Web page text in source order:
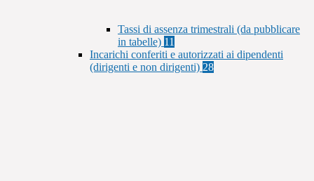
Tassi di assenza trimestrali (da pubblicare
in tabelle) 11
Incarichi conferiti e autorizzati ai dipendenti
(dirigenti e non dirigenti) 28